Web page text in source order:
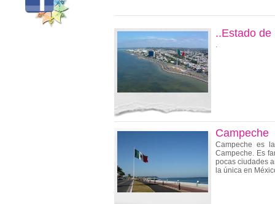
..Estado de
.
Campeche
Campeche es
Campeche. Es
pocas ciudades
la única en